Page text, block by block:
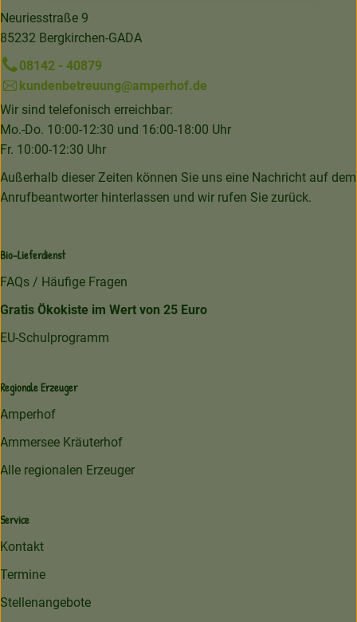
Neuriesstraße 9
85232 Bergkirchen-GADA
08142 - 40879
kundenbetreuung@amperhof.de
Wir sind telefonisch erreichbar:
Mo.-Do. 10:00-12:30 und 16:00-18:00 Uhr
Fr. 10:00-12:30 Uhr
Außerhalb dieser Zeiten können Sie uns eine Nachricht auf dem
Anrufbeantworter hinterlassen und wir rufen Sie zurück.
Bio-Lieferdienst
FAQs / Häufige Fragen
Gratis Ökokiste im Wert von 25 Euro
EU-Schulprogramm
Regionale Erzeuger
Amperhof
Ammersee Kräuterhof
Alle regionalen Erzeuger
Service
Kontakt
Termine
Stellenangebote